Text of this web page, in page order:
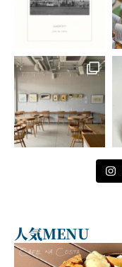
人気MENU